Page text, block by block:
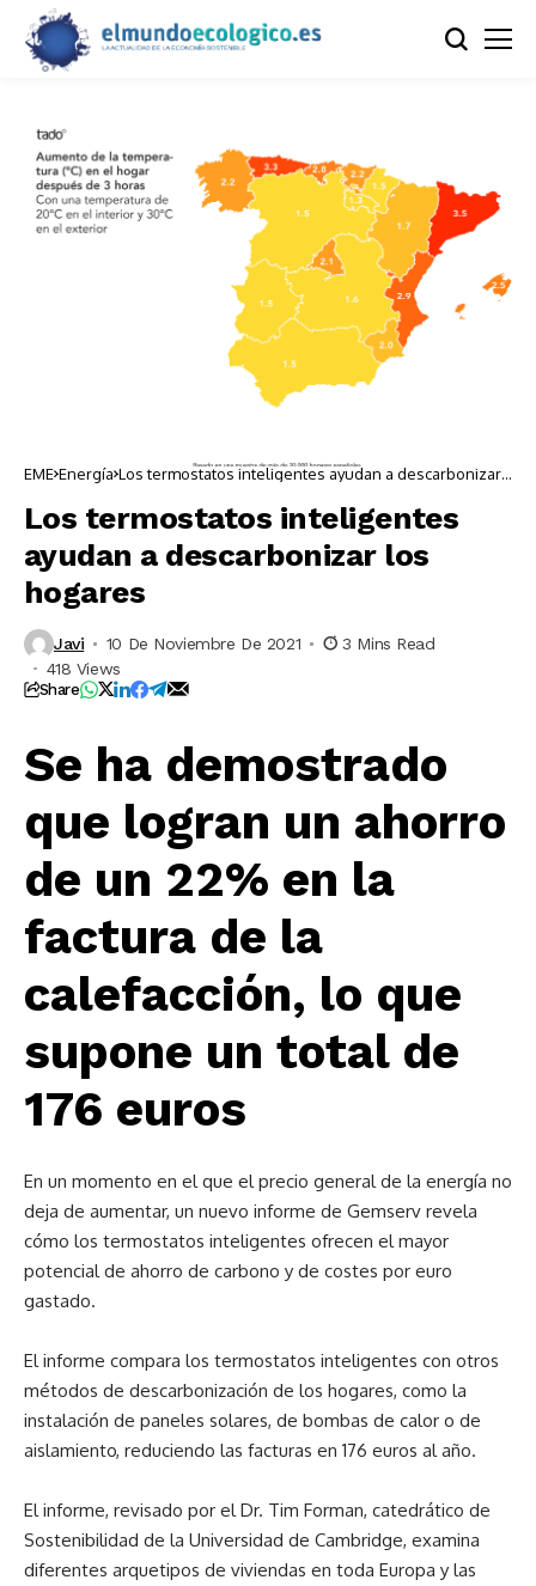
EME Energía Los termostatos inteligentes ayudan a descarbonizar
Los termostatos inteligentes
ayudan a descarbonizar los
hogares
Javi 10 De Noviembre De 2021
3 Mins Read
418 Views
Share
Se ha demostrado
que logran un ahorro
de un 22% en la
factura de la
calefacción, lo que
supone un total de
176 euros
En un momento en el que el precio general de la energía no
deja de aumentar, un nuevo informe de Gemserv revela
cómo los termostatos inteligentes ofrecen el mayor
potencial de ahorro de carbono y de costes por euro
gastado.
El informe compara los termostatos inteligentes con otros
métodos de descarbonización de los hogares, como la
instalación de paneles solares, de bombas de calor o de
aislamiento, reduciendo las facturas en 176 euros al año.
El informe, revisado por el Dr. Tim Forman, catedrático de
Sostenibilidad de la Universidad de Cambridge, examina
diferentes arquetipos de viviendas en toda Europa y las